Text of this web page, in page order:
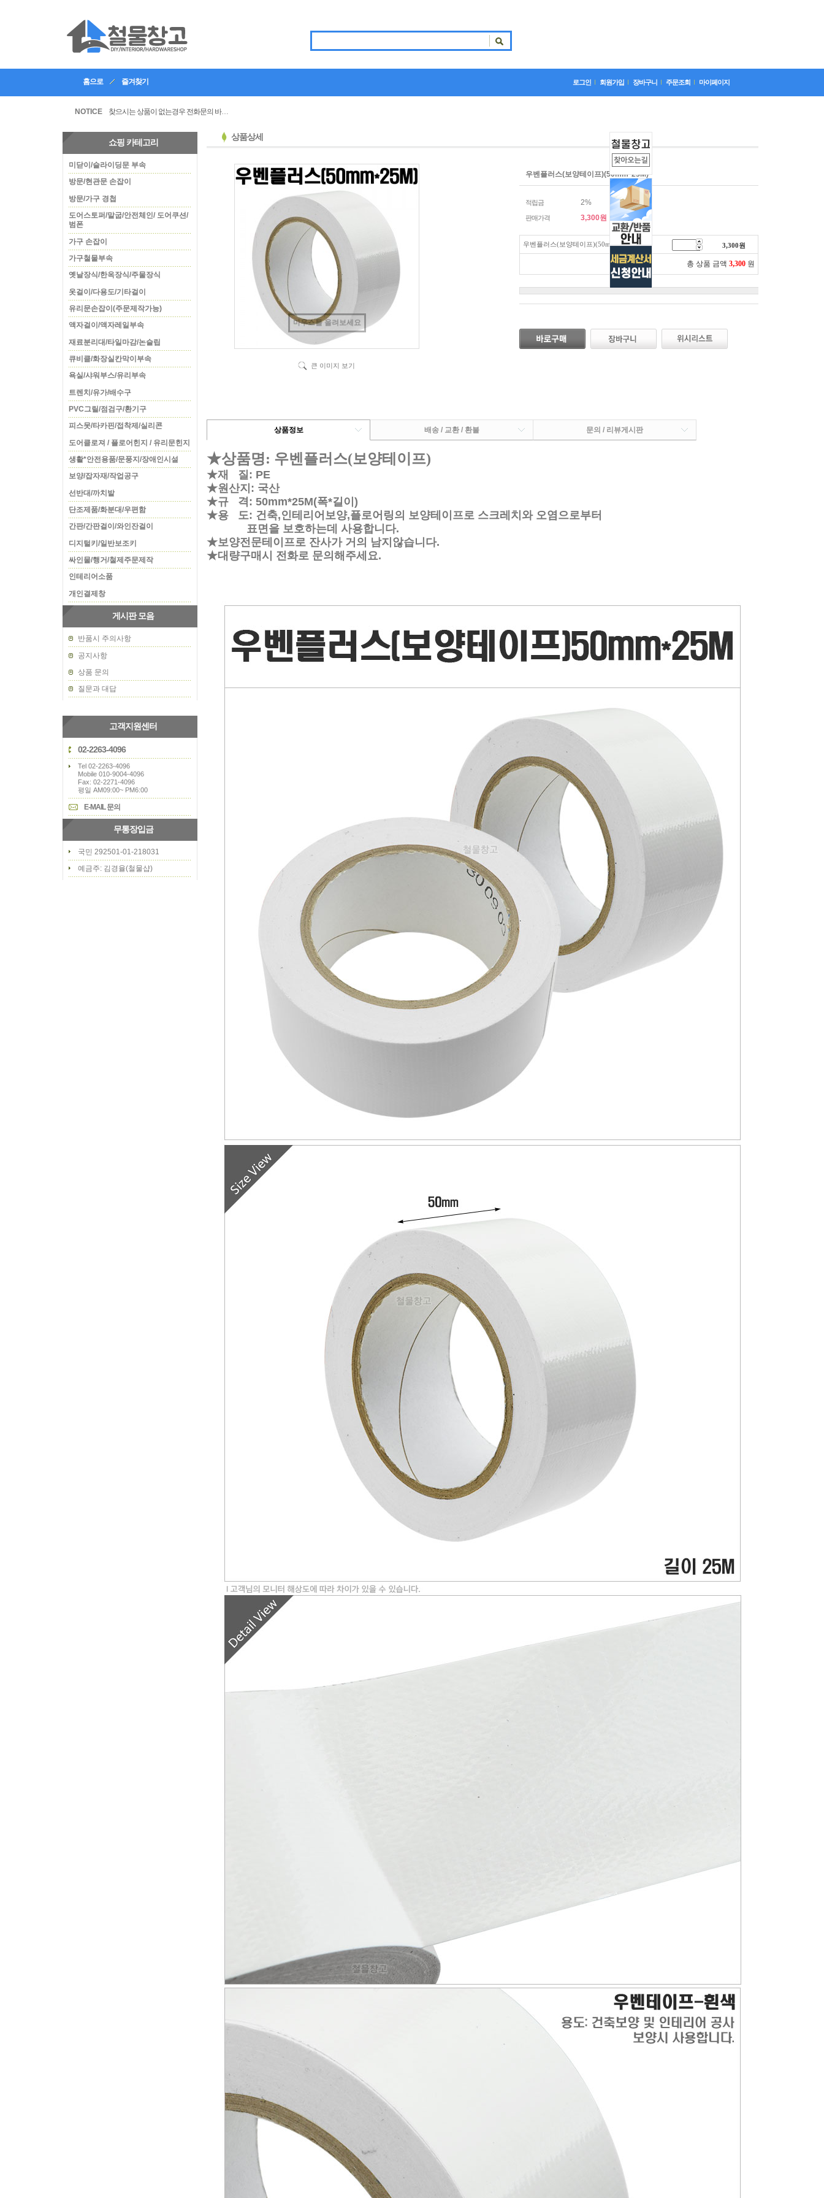
홈으로 즐겨찾기 로그인 회원가입 장바구니 주문조회 마이페이지
NOTICE
찾으시는 상품이 없는경우 전화문의 바랍니다
쇼핑 카테고리
미닫이/슬라이딩문 부속
방문/현관문 손잡이
방문/가구 경첩
도어스토퍼/말굽/안전체인/ 도어쿠션/
범폰
가구 손잡이
가구철물부속
옛날장식/한옥장식/주물장식
옷걸이/다용도/기타걸이
유리문손잡이(주문제작가능)
액자걸이/액자레일부속
재료분리대/타일마감/논슬립
큐비클/화장실칸막이부속
욕실/샤워부스/유리부속
트렌치/유가/배수구
PVC그릴/점검구/환기구
피스못/타카핀/접착제/실리콘
도어클로져 / 플로어힌지 / 유리문힌지
생활*안전용품/문풍지/장애인시설
보양/잡자재/작업공구
선반대/까치발
단조제품/화분대/우편함
간판/간판걸이/와인잔걸이
디지털키/일반보조키
싸인물/행거/철제주문제작
인테리어소품
개인결제창
게시판 모음
반품시 주의사항
공지사항
상품 문의
질문과 대답
고객지원센터
02-2263-4096
Tel 02-2263-4096
Mobile 010-9004-4096
Fax: 02-2271-4096
평일 AM09:00~ PM6:00
E-MAIL 문의
무통장입금
국민 292501-01-218031
예금주: 김경율(철물샵)
상품상세
마우스를 올려보세요
큰 이미지 보기
우벤플러스(보양테이프)(50mm*25M)
적립금 2%
판매가격 3,300원
우벤플러스(보양테이프)(50mm*25M) 3,300원
총 상품 금액 3,300 원
상품정보 배송 / 교환 / 환불 문의 / 리뷰게시판
★상품명: 우벤플러스(보양테이프)
★재 질: PE
★원산지: 국산
★규 격: 50mm*25M(폭*길이)
★용 도: 건축,인테리어보양,플로어링의 보양테이프로 스크레치와 오염으로부터
표면을 보호하는데 사용합니다.
★보양전문테이프로 잔사가 거의 남지않습니다.
★대량구매시 전화로 문의해주세요.